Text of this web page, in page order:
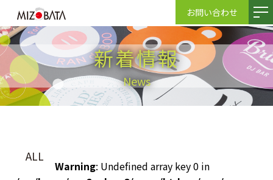
お問い合わせ
新着情報
News
ALL
Warning: Undefined array key 0 in